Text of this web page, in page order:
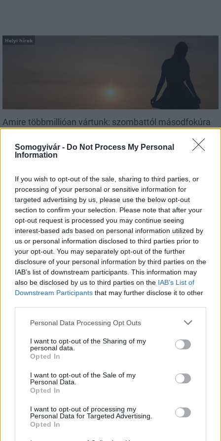
Somogyivár - Do Not Process My Personal
Information
If you wish to opt-out of the sale, sharing to third parties, or
processing of your personal or sensitive information for
targeted advertising by us, please use the below opt-out
section to confirm your selection. Please note that after your
opt-out request is processed you may continue seeing
interest-based ads based on personal information utilized by
us or personal information disclosed to third parties prior to
your opt-out. You may separately opt-out of the further
disclosure of your personal information by third parties on the
IAB’s list of downstream participants. This information may
also be disclosed by us to third parties on the IAB’s List of
Downstream Participants that may further disclose it to other
Please note that this website/app uses one or more Google
not limited to your visit or usage behaviour. You may click to
grant or deny consent to Google and its third-party tags to
use your data for below specified purposes in below Google
consent section.
Personal Data Processing Opt Outs
I want to opt-out of the Sharing of my
personal data.
Opted In
I want to opt-out of the Sale of my
Personal Data.
Opted In
I want to opt-out of processing my
Personal Data for Targeted Advertising.
Opted In
Helyi hírek
Amire többmillióan vártunk: szombattól másodfokúra
MAGYAR ÉPÍTŐK
Történelmi táj, amelynek minden köve mesél –
megújul a tatai Angolkert
A projekt részeként megújulnak a területen található
műemlékek, köztük a különleges Műromok, valamint a közeli
Várkanyarban álló Nepomuki Szent János híd és szobor is.